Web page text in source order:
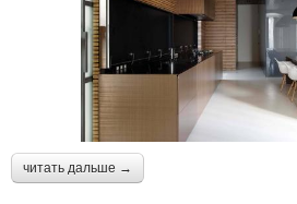
читать дальше →